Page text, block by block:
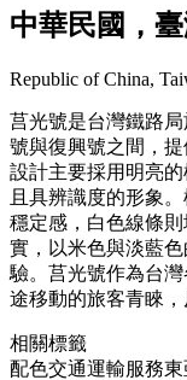
中華民國，
Republic of China,
莒光號是台灣鐵路
號與復興號之間，
設計主要採用明亮
且具辨識度的形象
穩定感，白色線條
實，以米色與淡藍
驗。莒光號作為台
途移動的旅客青睞，
相關標籤
配色交通運輸服務東